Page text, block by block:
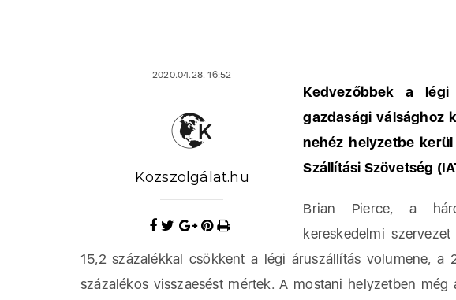
2020.04.28. 16:52
Közszolgálat.hu
Kedvezőbbek a
gazdasági válsághoz
nehéz helyzetbe
Szállítási Szövetség
Brian Pierce, a
kereskedelmi
15,2 százalékkal csökkent a légi áruszállítás volumene,
százalékos visszaesést mértek. A mostani helyzetben